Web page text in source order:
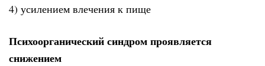
4) усилением влечения к пище
Психоорганический синдром проявляется
снижением